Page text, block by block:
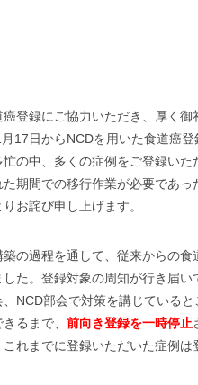
登録にご協力いただき、厚く御
17日からNCDを用いた食道癌
の中、多くの症例をご登録い
期間での移行作業が必要であ
お詫び申し上げます。
の過程を通して、従来からの
た。登録対象の周知が行き届
NCD部会で対策を講じている
るまで、 前向き登録を一時停止
れまでに登録いただいた症例